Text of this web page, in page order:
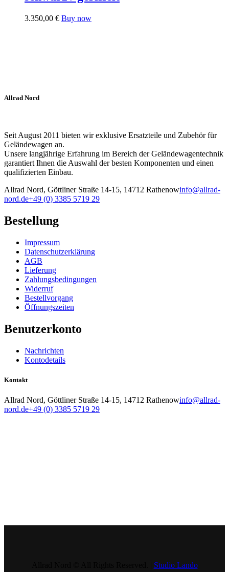
3.350,00 € Buy now
Allrad Nord
Seit August 2011 bieten wir exklusive Ersatzteile und Zubehör für
Geländewagen an.
Unsere langjährige Erfahrung im Bereich der Geländewagentechnik
garantiert Ihnen die Auswahl der besten Komponenten und einen
qualifizierten Einbau.
Allrad Nord, Göttliner Straße 14-15, 14712 Rathenowinfo@allrad-
nord.de+49 (0) 3385 5719 29
Bestellung
Impressum
Datenschutzerklärung
AGB
Lieferung
Zahlungsbedingungen
Widerruf
Bestellvorgang
Öffnungszeiten
Benutzerkonto
Nachrichten
Kontodetails
Kontakt
Allrad Nord, Göttliner Straße 14-15, 14712 Rathenowinfo@allrad-
nord.de+49 (0) 3385 5719 29
Studio Lando